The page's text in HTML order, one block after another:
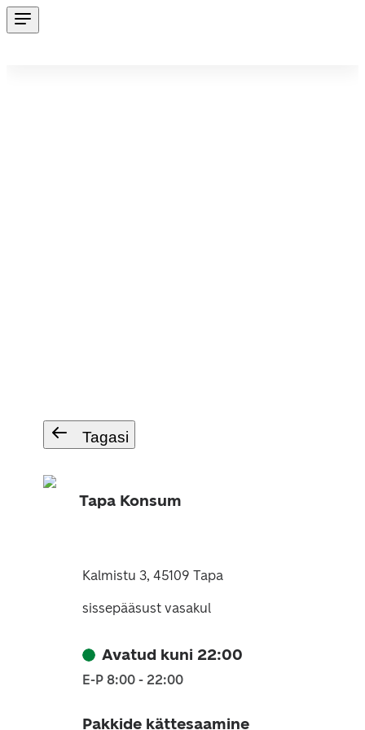
Tagasi
Tapa Konsum
Kalmistu 3, 45109 Tapa
sissepääsust vasakul
Avatud kuni 22:00
E-P 8:00 - 22:00
Pakkide kättesaamine